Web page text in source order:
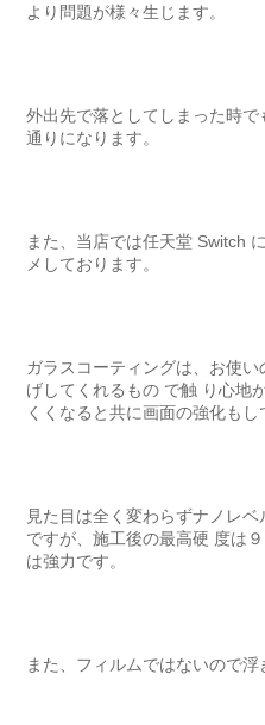
より問題が様々生じます。
外出先で落としてしまった時
通りになります。
また、当店では任天堂 Switch
メしております。
ガラスコーティングは、お使
げしてくれるもの で触 り心地
くくなると共に画面の強化もし
見た目は全く変わらずナノレ
ですが、施工後の最高硬 度は
は強力です。
また、フィルムではないので浮